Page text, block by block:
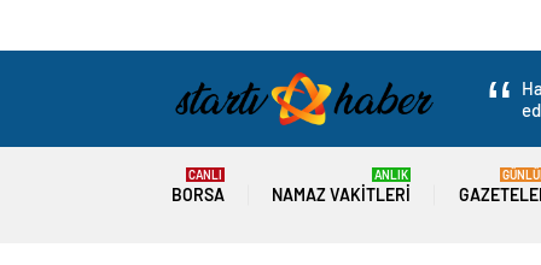
BORSA
CANLI
NAMAZ VAKITLERI
ANLIK